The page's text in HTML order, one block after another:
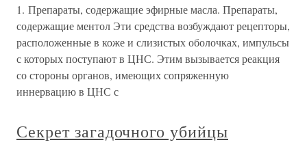
1. Препараты, содержащие эфирные масла. Препараты,
содержащие ментол Эти средства возбуждают рецепторы,
расположенные в коже и слизистых оболочках, импульсы
с которых поступают в ЦНС. Этим вызывается реакция
со стороны органов, имеющих сопряженную
иннервацию в ЦНС с
Секрет загадочного убийцы